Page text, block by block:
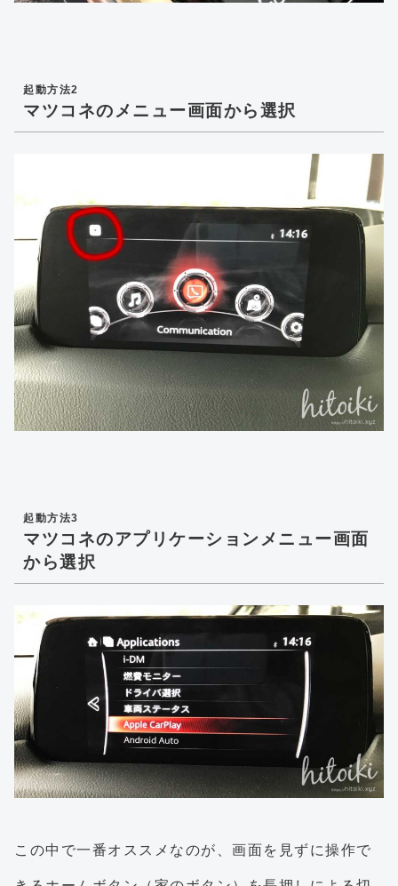
起動方法2
マツコネのメニュー画面から選択
起動方法3
マツコネのアプリケーションメニュー画面
から選択
この中で一番オススメなのが、画面を見ずに操作で